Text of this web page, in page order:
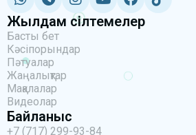
Жылдам сілтемелер
Басты бет
Кәсіпорындар
Пәтуалар
Жаңалықтар
Мақалалар
Видеолар
Байланыс
+7 (717) 299-93-84